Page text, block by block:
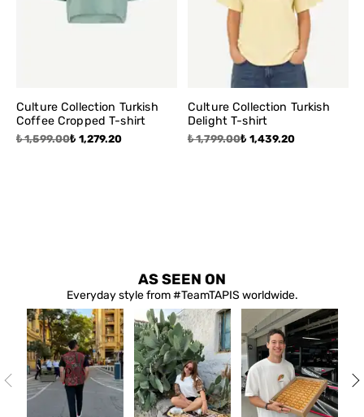
Culture Collection Turkish
Coffee Cropped T-shirt
₺ 1,599.00₺ 1,279.20
Culture Collection Turkish
Delight T-shirt
₺ 1,799.00₺ 1,439.20
AS SEEN ON
Everyday style from #TeamTAPIS worldwide.